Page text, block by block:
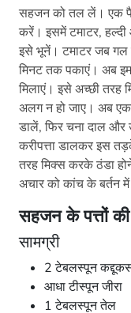
सहजन को तल लें। एक
करें। इसमें टमाटर,
इसे भूनें। टमाटर जब
मिनट तक पकाएं। अब
मिलाएं। इसे अच्छी तरह
अलग न हो जाए। अब
डालें, फिर चना दाल
करीपत्ता डालकर इस
तरह मिक्स करके ठंडा
अचार को कांच के बर्तन
सहजन के पत्तों
सामग्री
2 टेबलस्पून
आधा टीस्पून जीरा
1 टेबलस्पून तेल